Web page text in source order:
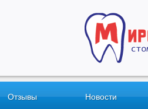
Отзывы Новости